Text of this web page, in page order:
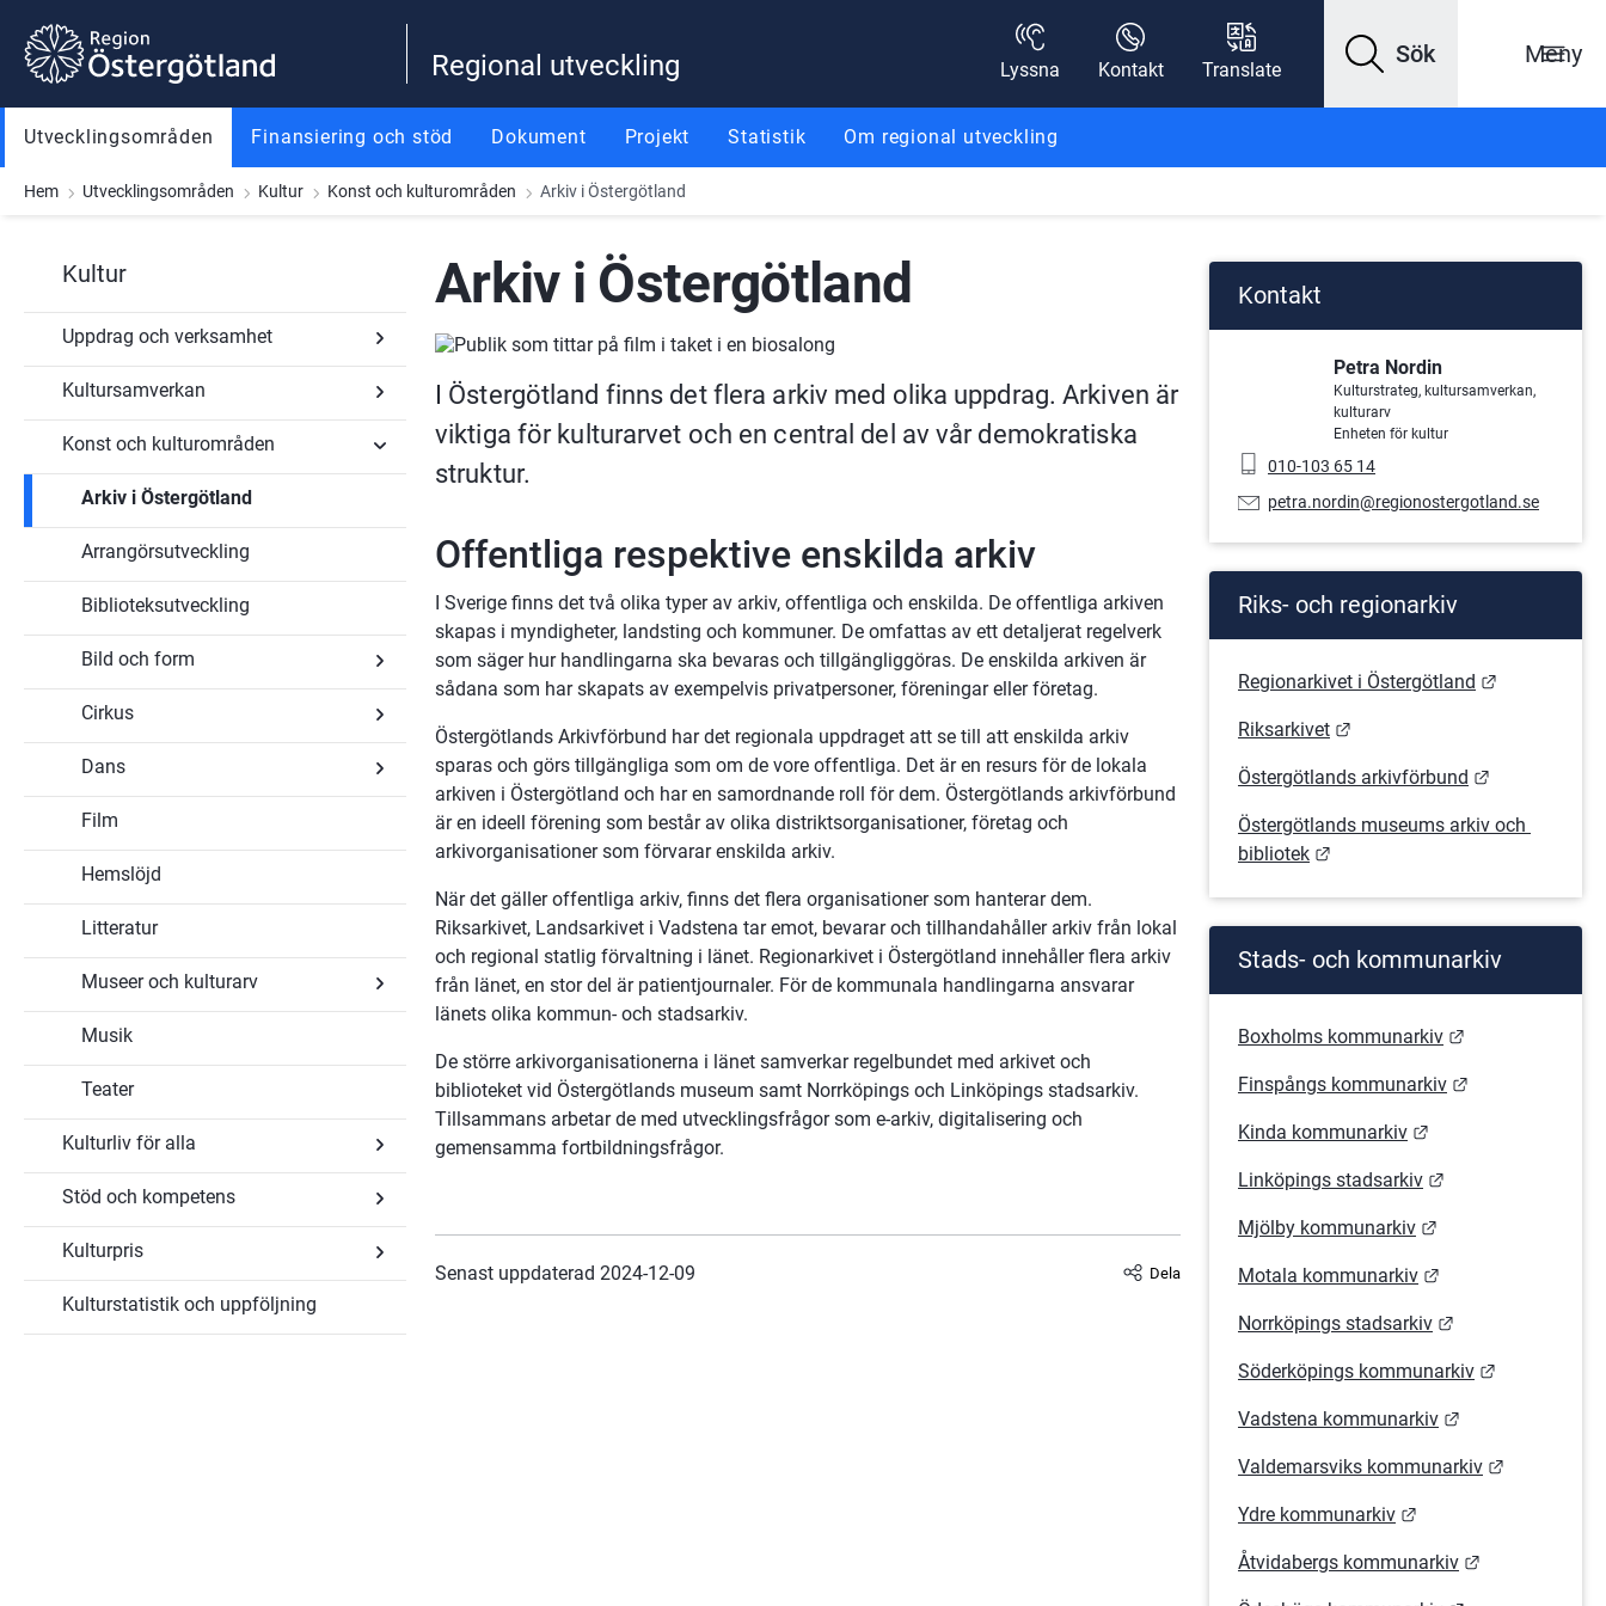
Gå till innehåll
Gå till meny
Gå till sidfot
Regional utveckling Lyssna Kontakt Translate
Sök Meny
Utvecklingsområden Finansiering och stöd Dokument Projekt Statistik Om regional utveckling
Hem Utvecklingsområden Kultur Konst och kulturområden Arkiv i Östergötland
Kultur
Uppdrag och verksamhet
Undersidor
för
och
verksamhet
Kultursamverkan
Undersidor
för
Kultursamverkan
Konst och kulturområden
för
kulturområden
Arkiv i Östergötland
Arrangörsutveckling
Biblioteksutveckling
Bild och form
Undersidor
för
och
form
Cirkus
Undersidor
för
Dans
Undersidor
för
Film
Hemslöjd
Litteratur
Museer och kulturarv
för
kulturarv
Musik
Teater
Kulturliv för alla
Undersidor
för
för
alla
Stöd och kompetens
Undersidor
för
kompetens
Kulturpris
för
Kulturstatistik och uppföljning
Arkiv i Östergötland
I Östergötland finns det flera arkiv med olika uppdrag. Arkiven är
viktiga för kulturarvet och en central del av vår demokratiska
struktur.
Offentliga respektive enskilda arkiv
I Sverige finns det två olika typer av arkiv, offentliga och enskilda. De offentliga arkiven
skapas i myndigheter, landsting och kommuner. De omfattas av ett detaljerat regelverk
som säger hur handlingarna ska bevaras och tillgängliggöras. De enskilda arkiven är
sådana som har skapats av exempelvis privatpersoner, föreningar eller företag.
Östergötlands Arkivförbund har det regionala uppdraget att se till att enskilda arkiv
sparas och görs tillgängliga som om de vore offentliga. Det är en resurs för de lokala
arkiven i Östergötland och har en samordnande roll för dem. Östergötlands arkivförbund
är en ideell förening som består av olika distriktsorganisationer, företag och
arkivorganisationer som förvarar enskilda arkiv.
När det gäller offentliga arkiv, finns det flera organisationer som hanterar dem.
Riksarkivet, Landsarkivet i Vadstena tar emot, bevarar och tillhandahåller arkiv från lokal
och regional statlig förvaltning i länet. Regionarkivet i Östergötland innehåller flera arkiv
från länet, en stor del är patientjournaler. För de kommunala handlingarna ansvarar
länets olika kommun- och stadsarkiv.
De större arkivorganisationerna i länet samverkar regelbundet med arkivet och
biblioteket vid Östergötlands museum samt Norrköpings och Linköpings stadsarkiv.
Tillsammans arbetar de med utvecklingsfrågor som e-arkiv, digitalisering och
gemensamma fortbildningsfrågor.
Senast uppdaterad 2024-12-09 Dela
Kontakt
Petra Nordin
Kulturstrateg, kultursamverkan,
kulturarv
Enheten för kultur
Mobiltelefon:
010-103 65 14
E-
petra.nordin@regionostergotland.se
Riks- och regionarkiv
Regionarkivet i Östergötland
Riksarkivet
Östergötlands arkivförbund
Östergötlands museums arkiv och
bibliotek
Stads- och kommunarkiv
Boxholms kommunarkiv
Finspångs kommunarkiv
Kinda kommunarkiv
Linköpings stadsarkiv
Mjölby kommunarkiv
Motala kommunarkiv
Norrköpings stadsarkiv
Söderköpings kommunarkiv
Vadstena kommunarkiv
Valdemarsviks kommunarkiv
Ydre kommunarkiv
Åtvidabergs kommunarkiv